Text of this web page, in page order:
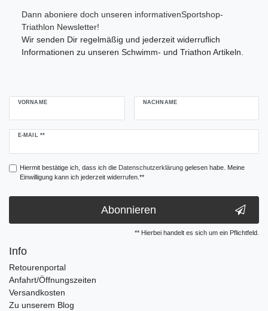
Dann aboniere doch unseren informativenSportshop-
Triathlon Newsletter!
Wir senden Dir regelmäßig und jederzeit widerruflich
Informationen zu unseren Schwimm- und Triathon Artikeln.
VORNAME NACHNAME
E-MAIL **
Newsletter
Hiermit bestätige ich, dass ich die Daten­schutz­erklärunggelesen habe. Meine
Einwilligung kann ich jederzeit widerrufen.**
Abonnieren
** Hierbei handelt es sich um ein Pflichtfeld.
Info
Retourenportal
Anfahrt/Öffnungszeiten
Versandkosten
Zu unserem Blog